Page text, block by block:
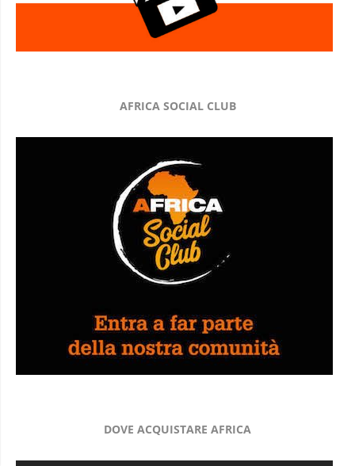
AFRICA SOCIAL CLUB
DOVE ACQUISTARE AFRICA